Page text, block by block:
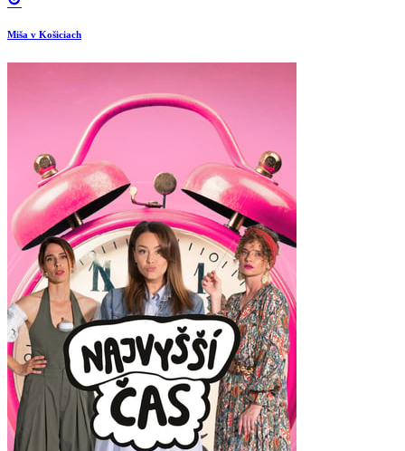
Miša v Košiciach